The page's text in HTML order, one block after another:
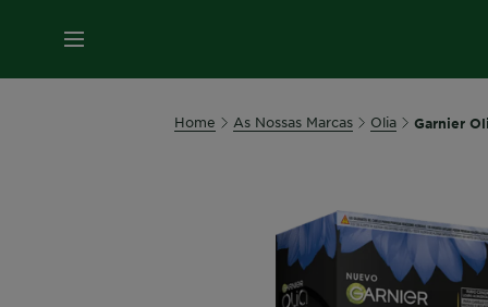
MENU
Home As Nossas Marcas Olia Garnier